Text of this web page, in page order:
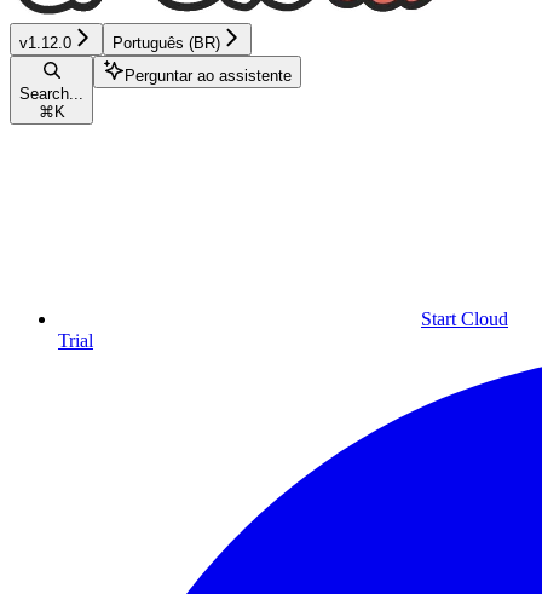
v1.12.0 Português (BR)
Search...
⌘ K
Perguntar ao assistente
Start Cloud
Trial